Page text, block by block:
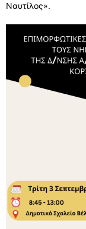
Ναυτίλος».